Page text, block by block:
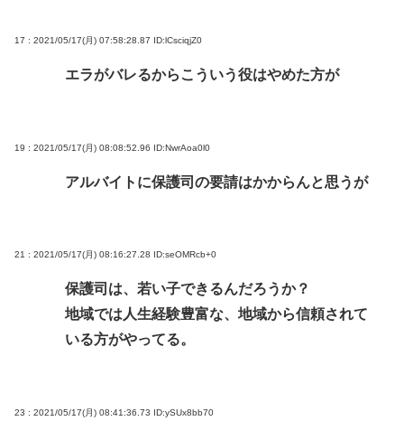
17 : 2021/05/17(月) 07:58:28.87 ID:lCsciqjZ0
エラがバレるからこういう役はやめた方が
19 : 2021/05/17(月) 08:08:52.96 ID:NwrAoa0l0
アルバイトに保護司の要請はかからんと思うが
21 : 2021/05/17(月) 08:16:27.28 ID:seOMRcb+0
保護司は、若い子できるんだろうか？
地域では人生経験豊富な、地域から信頼されて
いる方がやってる。
23 : 2021/05/17(月) 08:41:36.73 ID:ySUx8bb70